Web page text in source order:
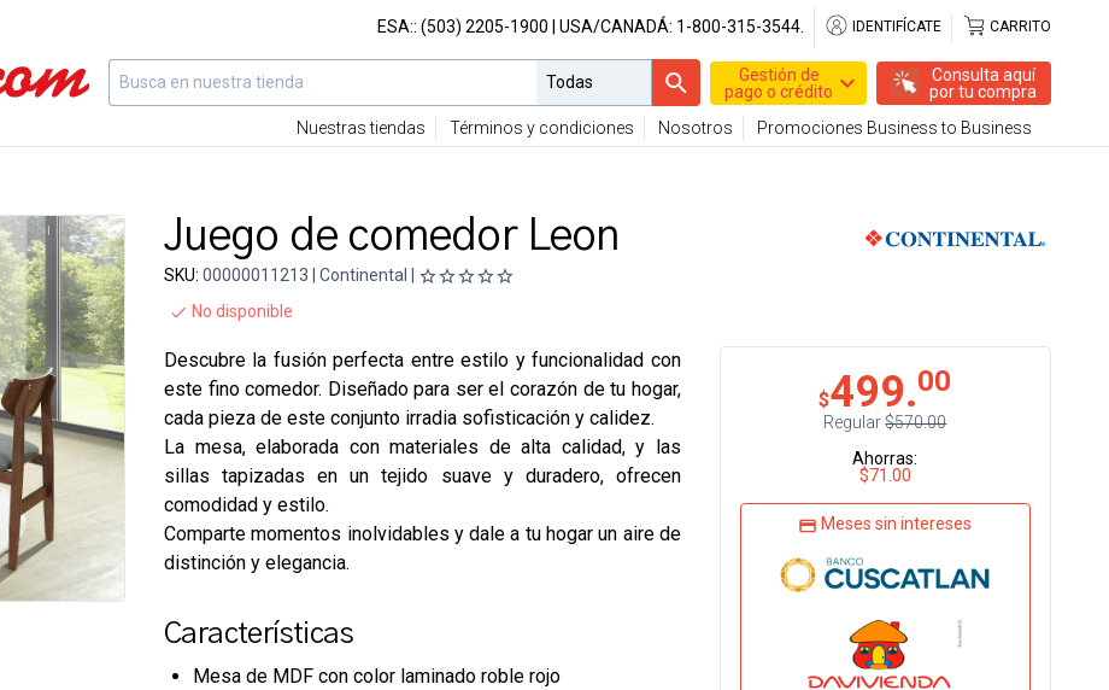
ESA:: (503) 2205-1900 | USA/CANADÁ: 1-800-315-3544. IDENTIFÍCATE CARRITO
Gestión de
pago o crédito
Consulta aquí
por tu compra
Nuestras tiendas
Términos y condiciones Nosotros Promociones Business to Business
Juego de comedor Leon
SKU: 00000011213 | Continental |
No disponible
$499.00
Regular$570.00
Ahorras:
$71.00
Meses sin intereses
Descubre la fusión perfecta entre estilo y funcionalidad con
este fino comedor. Diseñado para ser el corazón de tu hogar,
cada pieza de este conjunto irradia sofisticación y calidez.
La mesa, elaborada con materiales de alta calidad, y las
sillas tapizadas en un tejido suave y duradero, ofrecen
comodidad y estilo.
Comparte momentos inolvidables y dale a tu hogar un aire de
distinción y elegancia.
Características
Mesa de MDF con color laminado roble rojo